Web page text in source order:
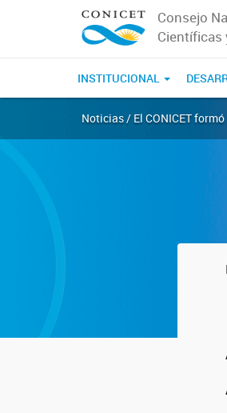
Consejo
Científicas
INSTITUCIONAL
Noticias / El CONICET